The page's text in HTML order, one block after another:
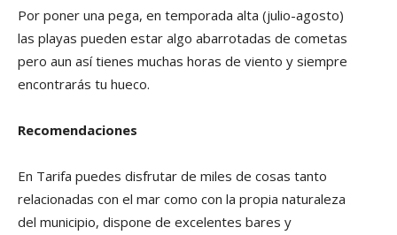
Por poner una pega, en temporada alta (julio-agosto)
las playas pueden estar algo abarrotadas de cometas
pero aun así tienes muchas horas de viento y siempre
encontrarás tu hueco.
Recomendaciones
En Tarifa puedes disfrutar de miles de cosas tanto
relacionadas con el mar como con la propia naturaleza
del municipio, dispone de excelentes bares y